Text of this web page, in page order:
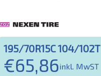
195/70R15C 104/102T
€65,86inkl. MwST